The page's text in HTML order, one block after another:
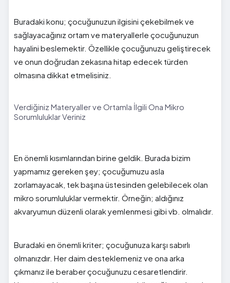
Buradaki konu; çocuğunuzun ilgisini çekebilmek ve
sağlayacağınız ortam ve materyallerle çocuğunuzun
hayalini beslemektir. Özellikle çocuğunuzu geliştirecek
ve onun doğrudan zekasına hitap edecek türden
olmasına dikkat etmelisiniz.
Verdiğiniz Materyaller ve Ortamla İlgili Ona Mikro
Sorumluluklar Veriniz
En önemli kısımlarından birine geldik. Burada bizim
yapmamız gereken şey; çocuğumuzu asla
zorlamayacak, tek başına üstesinden gelebilecek olan
mikro sorumluluklar vermektir. Örneğin; aldığınız
akvaryumun düzenli olarak yemlenmesi gibi vb. olmalıdır.
Buradaki en önemli kriter; çocuğunuza karşı sabırlı
olmanızdır. Her daim desteklemeniz ve ona arka
çıkmanız ile beraber çocuğunuzu cesaretlendirir.